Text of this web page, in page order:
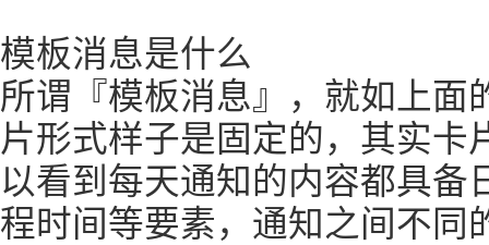
模板消息是什么
所谓『模板消息』，就如上面
片形式样子是固定的，其实卡
以看到每天通知的内容都具备
程时间等要素，通知之间不同